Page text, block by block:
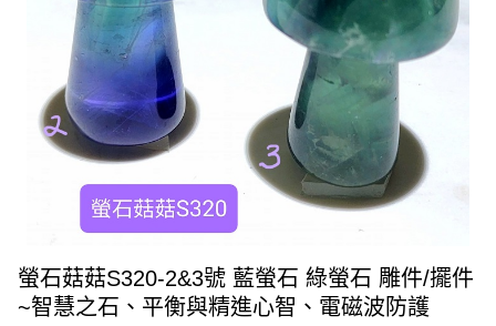
螢石菇菇S320-2&3號 藍螢石 綠螢石 雕件/擺件
~智慧之石、平衡與精進心智、電磁波防護